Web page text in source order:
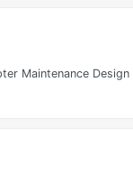
Maintenance